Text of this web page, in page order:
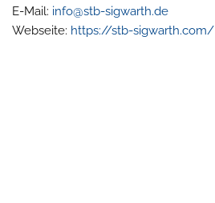
E-Mail: info@stb-sigwarth.de
Webseite: https://stb-sigwarth.com/